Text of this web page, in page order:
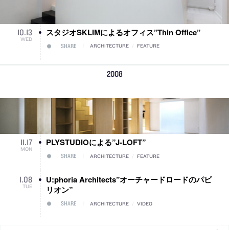
10.13
WED
スタジオSKLIMによるオフィス”Thin Office”
SHARE ARCHITECTURE FEATURE
2008
11.17
MON
PLYSTUDIOによる”J-LOFT”
SHARE ARCHITECTURE FEATURE
1.08
TUE
U:phoria Architects”オーチャードロードのパビ
リオン”
SHARE ARCHITECTURE VIDEO